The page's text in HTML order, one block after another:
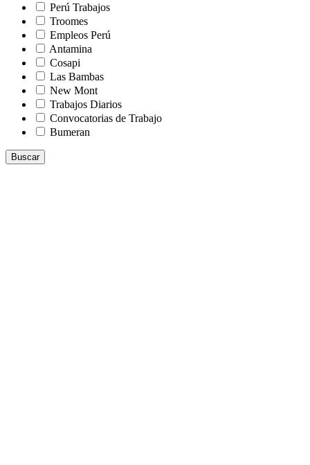
Perú Trabajos
Troomes
Empleos Perú
Antamina
Cosapi
Las Bambas
New Mont
Trabajos Diarios
Convocatorias de Trabajo
Bumeran
Buscar